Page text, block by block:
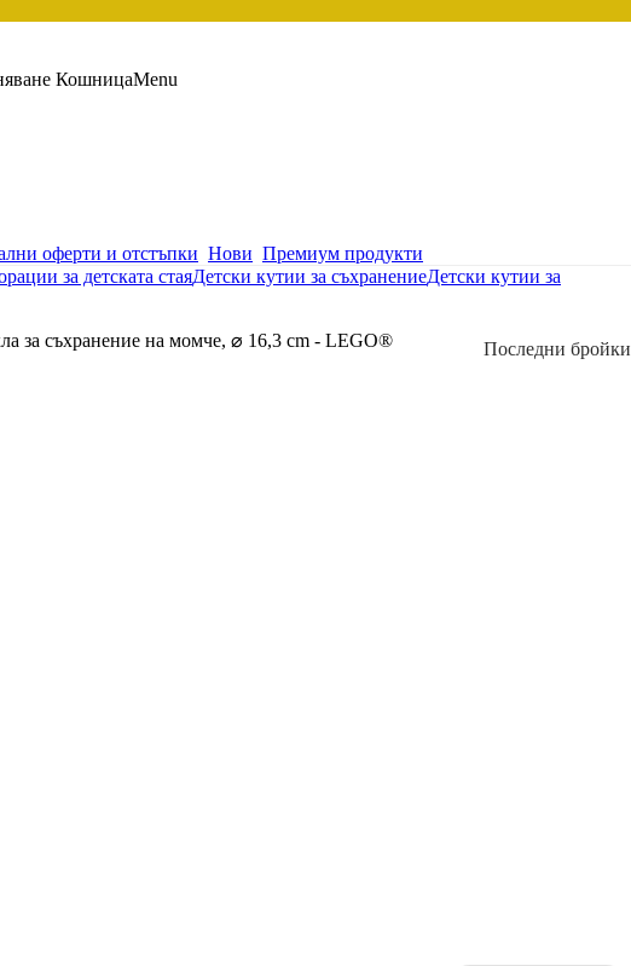
КошницаMenu
оферти и отстъпки Нови Премиум продукти
за детската стаяДетски кутии за съхранениеДетски кутии за
Последни бройки